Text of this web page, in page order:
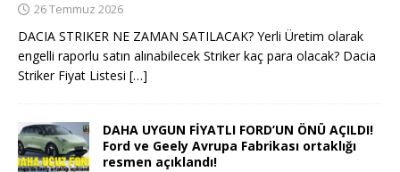
26 Temmuz 2026
DACIA STRIKER NE ZAMAN SATILACAK? Yerli Üretim olarak
engelli raporlu satın alınabilecek Striker kaç para olacak? Dacia
Striker Fiyat Listesi […]
DAHA UYGUN FİYATLI FORD’UN ÖNÜ AÇILDI!
Ford ve Geely Avrupa Fabrikası ortaklığı
resmen açıklandı!